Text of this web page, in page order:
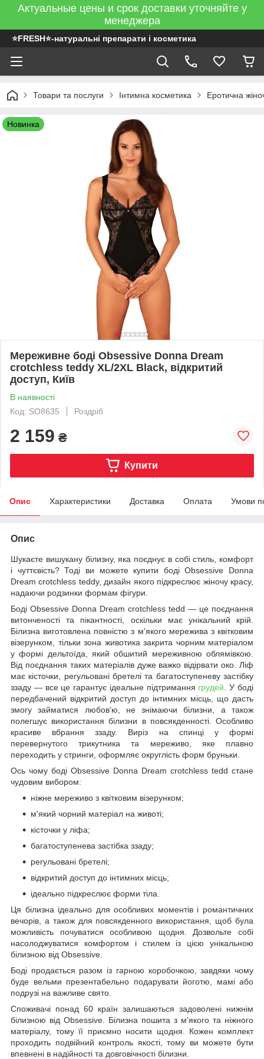
Актуальные цены и срок доставки уточняйте у
менеджера
⭐FRESH⭐-натуральні препарати і косметика
Товари та послуги Інтимна косметика Еротична
Новинка
Мереживне боді Obsessive Donna Dream
crotchless teddy XL/2XL Black, відкритий
доступ, Київ
В наявності
Код: SO8635
Роздріб
2 159 ₴
Купити
Опис Характеристики Доставка Оплата Умови
Опис
Шукаєте вишукану білизну, яка поєднує в собі стиль, комфорт
і чуттєвість? Тоді ви можете купити боді Obsessive Donna
Dream crotchless teddy, дизайн якого підкреслює жіночу красу,
надаючи родзинки формам фігури.
Боді Obsessive Donna Dream crotchless tedd — це поєднання
витонченості та пікантності, оскільки має унікальний крій.
Білизна виготовлена повністю з м'якого мережива з квітковим
візерунком, тільки зона животика закрита чорним матеріалом
у формі дельтоїда, який обшитий мереживною облямівкою.
Від поєднання таких матеріалів дуже важко відірвати око. Ліф
має кісточки, регульовані бретелі та багатоступеневу застібку
ззаду — все це гарантує ідеальне підтримання грудей . У боді
передбачений відкритий доступ до інтимних місць, що дасть
змогу займатися любов'ю, не знімаючи білизни, а також
полегшує використання білизни в повсякденності. Особливо
красиве вбрання ззаду. Виріз на спинці у формі
перевернутого трикутника та мереживо, яке плавно
переходить у стринги, оформляє округлість форм бруньки.
Ось чому боді Obsessive Donna Dream crotchless tedd стане
чудовим вибором:
ніжне мереживо з квітковим візерунком;
м'який чорний матеріал на животі;
кісточки у ліфа;
багатоступенева застібка ззаду;
регульовані бретелі;
відкритий доступ до інтимних місць;
ідеально підкреслює форми тіла.
Ця білизна ідеально для особливих моментів і романтичних
вечорів, а також для повсякденного використання, щоб була
можливість почуватися особливою щодня. Дозвольте собі
насолоджуватися комфортом і стилем із цією унікальною
білизною від Obsessive.
Боді продається разом із гарною коробочкою, завдяки чому
буде вельми презентабельно подарувати йоготю, мамі або
подрузі на важливе свято.
Споживачі понад 60 країн залишаються задоволені нижнім
білизною від Obsessive. Білизна пошита з м'якого та ніжного
матеріалу, тому її приємно носити щодня. Кожен комплект
проходить подвійний контроль якості, тому ви можете бути
впевнені в надійності та довговічності білизни.